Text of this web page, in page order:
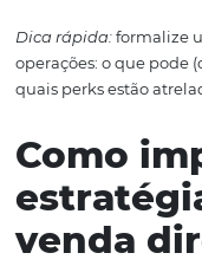
Leia também: Veja
potencializa as
receita